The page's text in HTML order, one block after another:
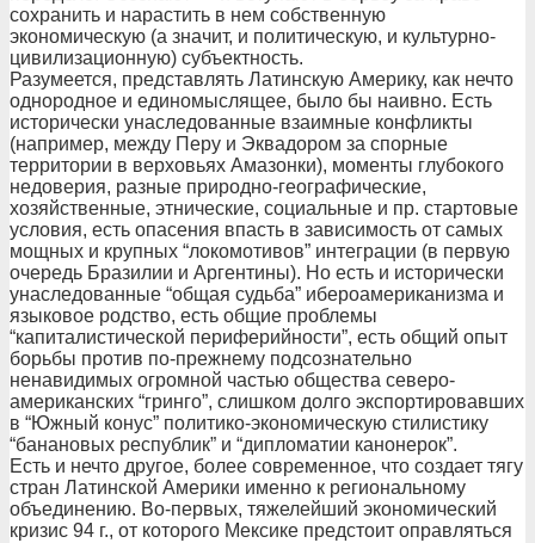
сохранить и нарастить в нем собственную
экономическую (а значит, и политическую, и культурно-
цивилизационную) субъектность.
Разумеется, представлять Латинскую Америку, как нечто
однородное и единомыслящее, было бы наивно. Есть
исторически унаследованные взаимные конфликты
(например, между Перу и Эквадором за спорные
территории в верховьях Амазонки), моменты глубокого
недоверия, разные природно-географические,
хозяйственные, этнические, социальные и пр. стартовые
условия, есть опасения впасть в зависимость от самых
мощных и крупных “локомотивов” интеграции (в первую
очередь Бразилии и Аргентины). Но есть и исторически
унаследованные “общая судьба” ибероамериканизма и
языковое родство, есть общие проблемы
“капиталистической периферийности”, есть общий опыт
борьбы против по-прежнему подсознательно
ненавидимых огромной частью общества северо-
американских “гринго”, слишком долго экспортировавших
в “Южный конус” политико-экономическую стилистику
“банановых республик” и “дипломатии канонерок”.
Есть и нечто другое, более современное, что создает тягу
стран Латинской Америки именно к региональному
объединению. Во-первых, тяжелейший экономический
кризис 94 г., от которого Мексике предстоит оправляться